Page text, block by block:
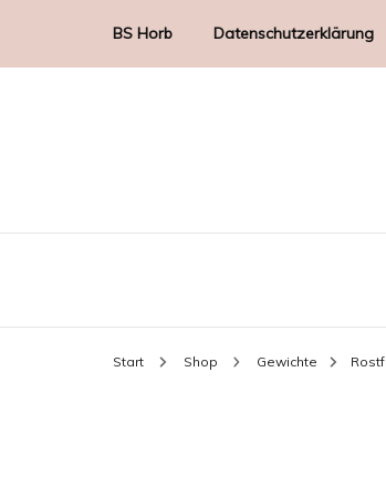
BS Horb Datenschutzerklärung
Start Shop Gewichte